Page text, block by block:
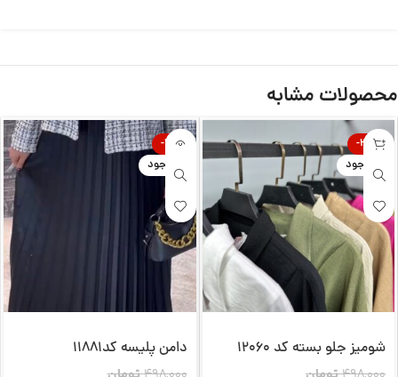
محصولات مشابه
-30%
ناموجود
شومیز جلو بسته کد 12060
-20%
ناموجود
دامن پلیسه کد11881